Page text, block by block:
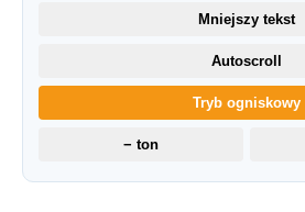
Mniejszy tekst
Autoscroll
Tryb ogniskowy
− ton